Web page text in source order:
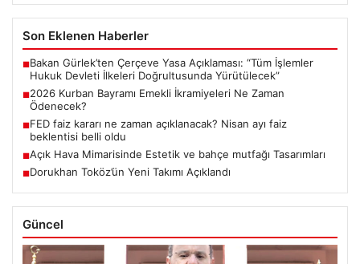
Son Eklenen Haberler
■Bakan Gürlek’ten Çerçeve Yasa Açıklaması: “Tüm İşlemler
Hukuk Devleti İlkeleri Doğrultusunda Yürütülecek”
■2026 Kurban Bayramı Emekli İkramiyeleri Ne Zaman
Ödenecek?
■FED faiz kararı ne zaman açıklanacak? Nisan ayı faiz
beklentisi belli oldu
■Açık Hava Mimarisinde Estetik ve bahçe mutfağı Tasarımları
■Dorukhan Toköz’ün Yeni Takımı Açıklandı
Güncel